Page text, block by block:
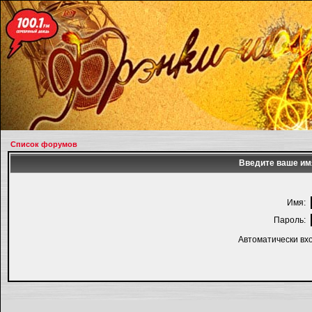
Список форумов
Введите ваше
Имя:
Пароль:
Автоматически